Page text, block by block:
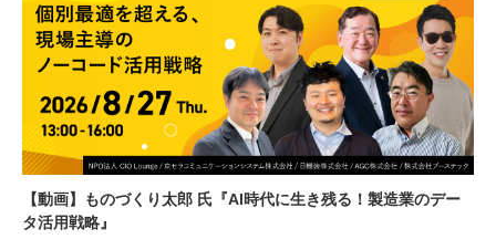
【動画】ものづくり太郎 氏『AI時代に生き残る！製造業のデー
タ活用戦略』